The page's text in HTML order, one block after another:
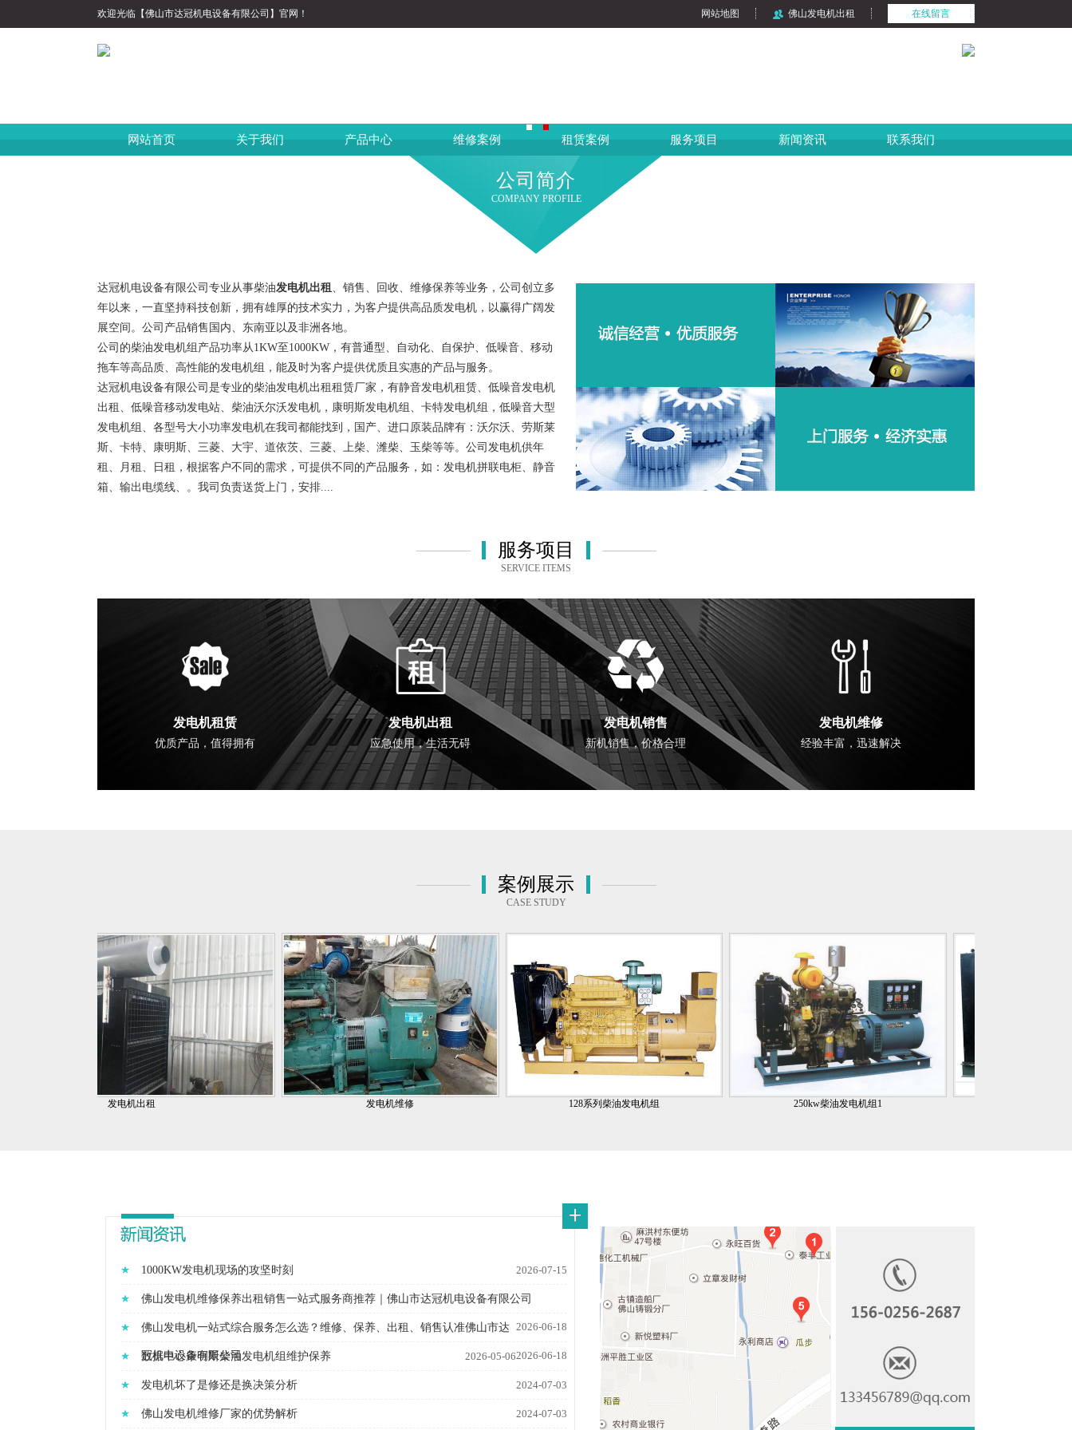
欢迎光临【佛山市达冠机电设备有限公司】官网！ 网站地图 佛山发电机出租 在线留言
网站首页 关于我们 产品中心 维修案例 租赁案例 服务项目 新闻资讯 联系我们
公司简介
COMPANY PROFILE
达冠机电设备有限公司专业从事柴油发电机出租、销售、回收、维修保养等业务，公司创立多
年以来，一直坚持科技创新，拥有雄厚的技术实力，为客户提供高品质发电机，以赢得广阔发
展空间。公司产品销售国内、东南亚以及非洲各地。
公司的柴油发电机组产品功率从1KW至1000KW，有普通型、自动化、自保护、低噪音、移动
拖车等高品质、高性能的发电机组，能及时为客户提供优质且实惠的产品与服务。
达冠机电设备有限公司是专业的柴油发电机出租租赁厂家，有静音发电机租赁、低噪音发电机
出租、低噪音移动发电站、柴油沃尔沃发电机，康明斯发电机组、卡特发电机组，低噪音大型
发电机组、各型号大小功率发电机在我司都能找到，国产、进口原装品牌有：沃尔沃、劳斯莱
斯、卡特、康明斯、三菱、大宇、道依茨、三菱、上柴、潍柴、玉柴等等。公司发电机供年
租、月租、日租，根据客户不同的需求，可提供不同的产品服务，如：发电机拼联电柜、静音
箱、输出电缆线、。我司负责送货上门，安排....
服务项目
SERVICE ITEMS
发电机租赁
优质产品，值得拥有
发电机出租
应急使用，生活无碍
发电机销售
新机销售，价格合理
发电机维修
经验丰富，迅速解决
案例展示
CASE STUDY
发电机出租 发电机维修 128系列柴油发电机组 250kw柴油发电机组1
1000KW发电机现场的攻坚时刻 2026-07-15
佛山发电机维修保养出租销售一站式服务商推荐｜佛山市达冠机电设备有限公司
2026-06-18
佛山发电机一站式综合服务怎么选？维修、保养、出租、销售认准佛山市达
冠机电设备有限公司 2026-06-18
数据中心康明斯柴油发电机组维护保养 2026-05-06
发电机坏了是修还是换决策分析 2024-07-03
佛山发电机维修厂家的优势解析 2024-07-03